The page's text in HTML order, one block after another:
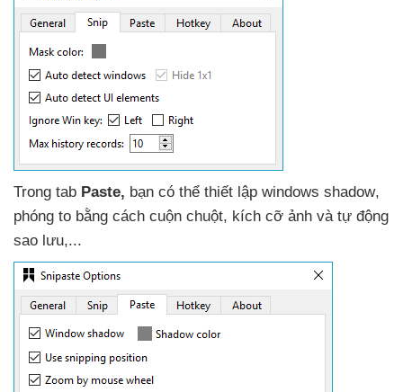
Trong tab Paste, bạn có thể thiết lập windows shadow,
phóng to bằng cách cuộn chuột, kích cỡ ảnh và tự động
sao lưu,...